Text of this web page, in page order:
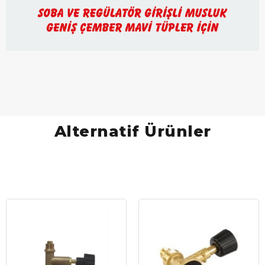
Alternatif Ürünler